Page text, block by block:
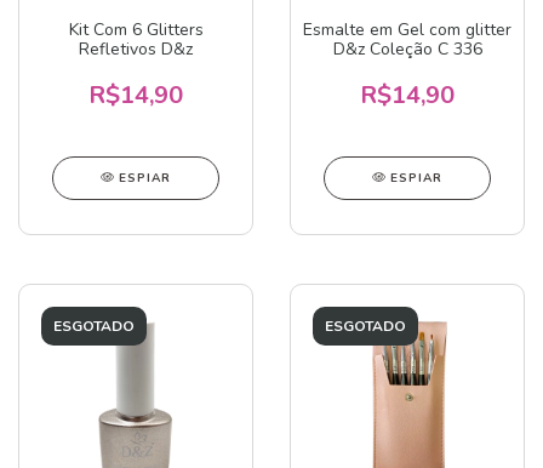
Kit Com 6 Glitters
Refletivos D&z
R$14,90
ESPIAR
Esmalte em Gel com glitter
D&z Coleção C 336
R$14,90
ESPIAR
ESGOTADO ESGOTADO